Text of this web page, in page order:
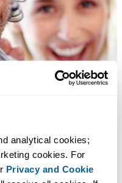
analytical cookies;
cookies. For
Privacy and Cookie